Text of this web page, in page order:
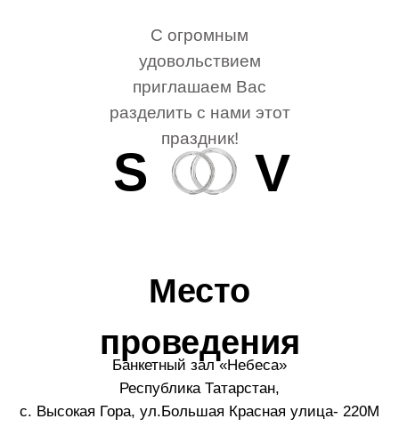
С огромным
удовольствием
приглашаем Вас
разделить с нами этот
праздник!
S V
Место
проведения
Банкетный зал «Небеса»
Республика Татарстан,
с. Высокая Гора, ул.Большая Красная улица- 220М